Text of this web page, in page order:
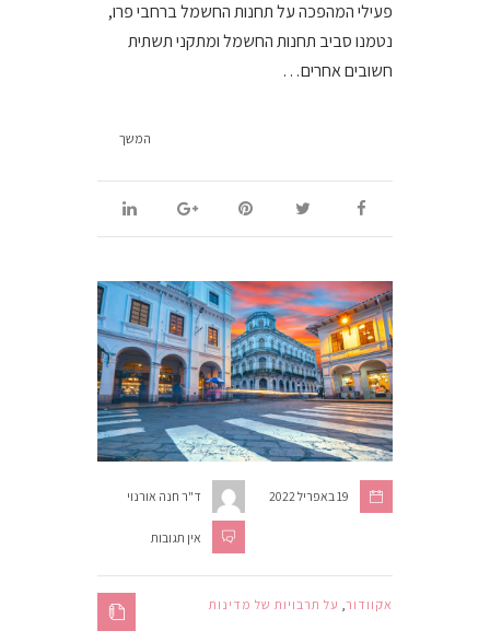
פעילי המהפכה על תחנות החשמל ברחבי פרו,
נטמנו סביב תחנות החשמל ומתקני תשתית
חשובים אחרים…
המשך
ד"ר חנה אורנוי 19 באפריל 2022
אין תגובות
אקוודור על תרבויות של מדינות